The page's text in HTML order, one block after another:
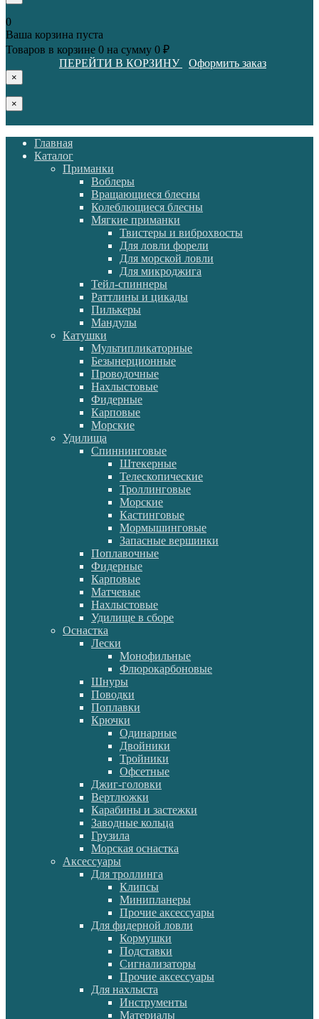
0
Ваша корзина пуста
Товаров в корзине 0 на сумму 0 ₽
ПЕРЕЙТИ В КОРЗИНУ
Оформить заказ
×
×
Главная
Каталог
Приманки
Воблеры
Вращающиеся блесны
Колеблющиеся блесны
Мягкие приманки
Твистеры и виброхвосты
Для ловли форели
Для морской ловли
Для микроджига
Тейл-спиннеры
Раттлины и цикады
Пилькеры
Мандулы
Катушки
Мультипликаторные
Безынерционные
Проводочные
Нахлыстовые
Фидерные
Карповые
Морские
Удилища
Спиннинговые
Штекерные
Телескопические
Троллинговые
Морские
Кастинговые
Мормышинговые
Запасные вершинки
Поплавочные
Фидерные
Карповые
Матчевые
Нахлыстовые
Удилище в сборе
Оснастка
Лески
Монофильные
Флюрокарбоновые
Шнуры
Поводки
Поплавки
Крючки
Одинарные
Двойники
Тройники
Офсетные
Джиг-головки
Вертлюжки
Карабины и застежки
Заводные кольца
Грузила
Морская оснастка
Аксессуары
Для троллинга
Клипсы
Минипланеры
Прочие аксессуары
Для фидерной ловли
Кормушки
Подставки
Сигнализаторы
Прочие аксессуары
Для нахлыста
Инструменты
Материалы